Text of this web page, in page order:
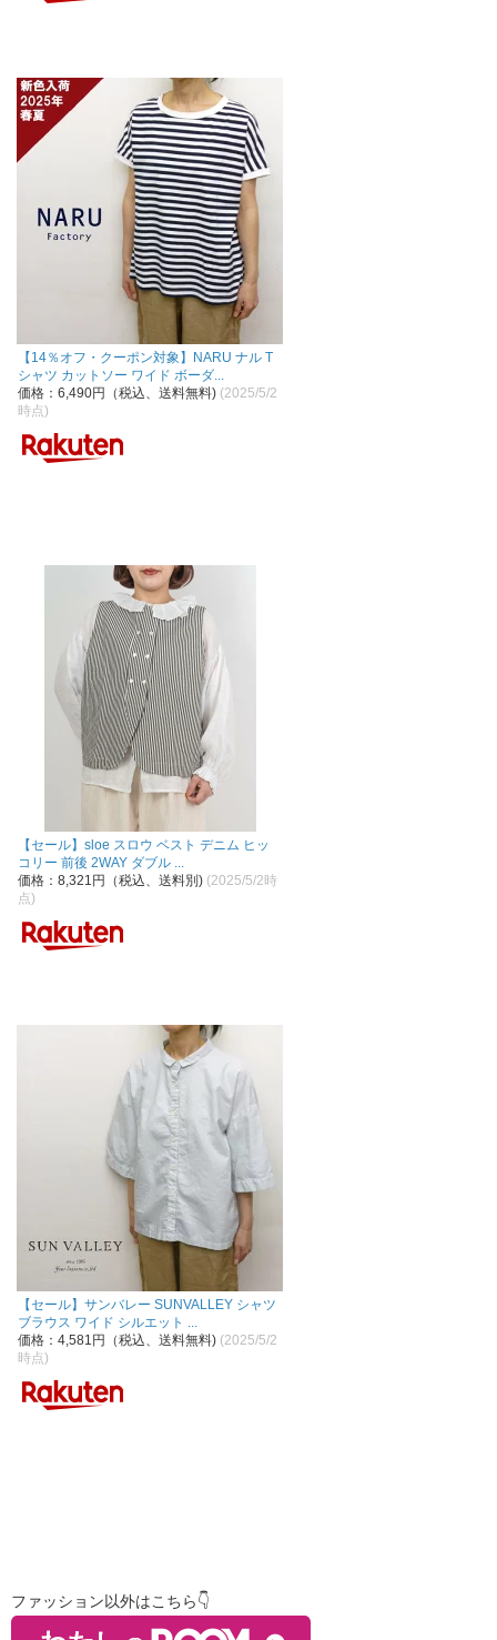
【14％オフ・クーポン対象】NARU ナル T
シャツ カットソー ワイド ボーダ...
価格：6,490円（税込、送料無料) (2025/5/2
時点)
【セール】sloe スロウ ベスト デニム ヒッ
コリー 前後 2WAY ダブル ...
価格：8,321円（税込、送料別) (2025/5/2時
点)
【セール】サンバレー SUNVALLEY シャツ
ブラウス ワイド シルエット ...
価格：4,581円（税込、送料無料) (2025/5/2
時点)
ファッション以外はこちら👇